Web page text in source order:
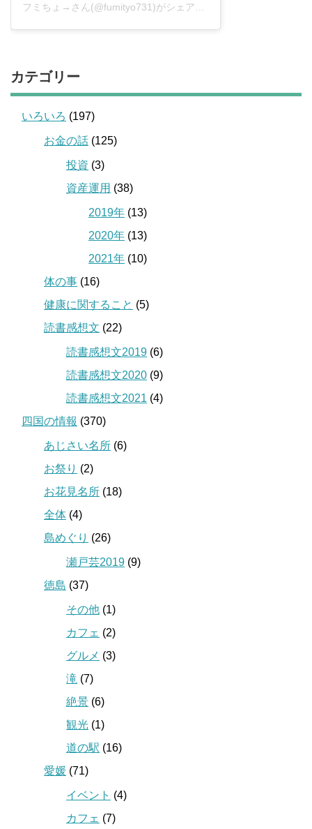
カテゴリー
いろいろ (197)
お金の話 (125)
投資 (3)
資産運用 (38)
2019年 (13)
2020年 (13)
2021年 (10)
体の事 (16)
健康に関すること (5)
読書感想文 (22)
読書感想文2019 (6)
読書感想文2020 (9)
読書感想文2021 (4)
四国の情報 (370)
あじさい名所 (6)
お祭り (2)
お花見名所 (18)
全体 (4)
島めぐり (26)
瀬戸芸2019 (9)
徳島 (37)
その他 (1)
カフェ (2)
グルメ (3)
滝 (7)
絶景 (6)
観光 (1)
道の駅 (16)
愛媛 (71)
イベント (4)
カフェ (7)